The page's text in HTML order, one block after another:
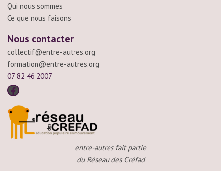
Qui nous sommes
Ce que nous faisons
Nous contacter
collectif@entre-autres.org
formation@entre-autres.org
07 82 46 2007
entre-autres fait partie
du Réseau des Créfad